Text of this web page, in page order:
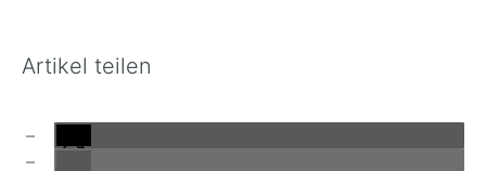
Artikel teilen